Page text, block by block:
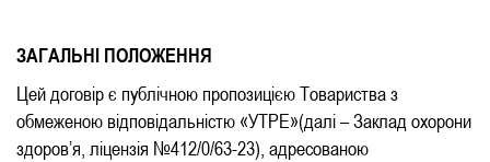
ЗАГАЛЬНІ ПОЛОЖЕННЯ
Цей договір є публічною пропозицією Товариства з
обмеженою відповідальністю «УТРЕ»(далі – Заклад охорони
здоров’я, ліцензія №412/0/63-23), адресованою